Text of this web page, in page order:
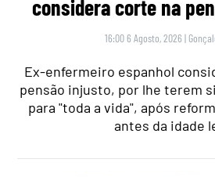
considera corte na
16:00 6 Agosto, 2026 |
Ex-enfermeiro espanhol
pensão injusto, por lhe terem
para "toda a vida", após
antes da idade